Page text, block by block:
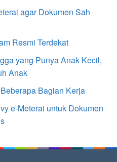
agar Dokumen Sah
Resmi Terdekat
yang Punya Anak Kecil,
Anak
Bagian Kerja
e-Meterai untuk Dokumen